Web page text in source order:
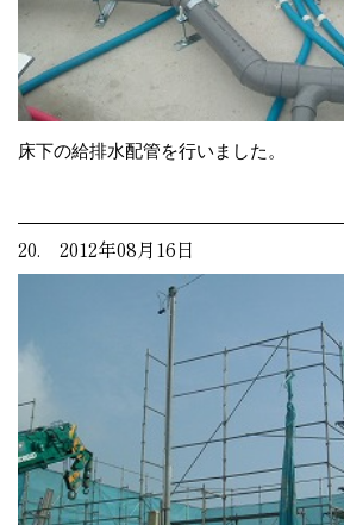
床下の給排水配管を行いました。
20. 2012年08月16日